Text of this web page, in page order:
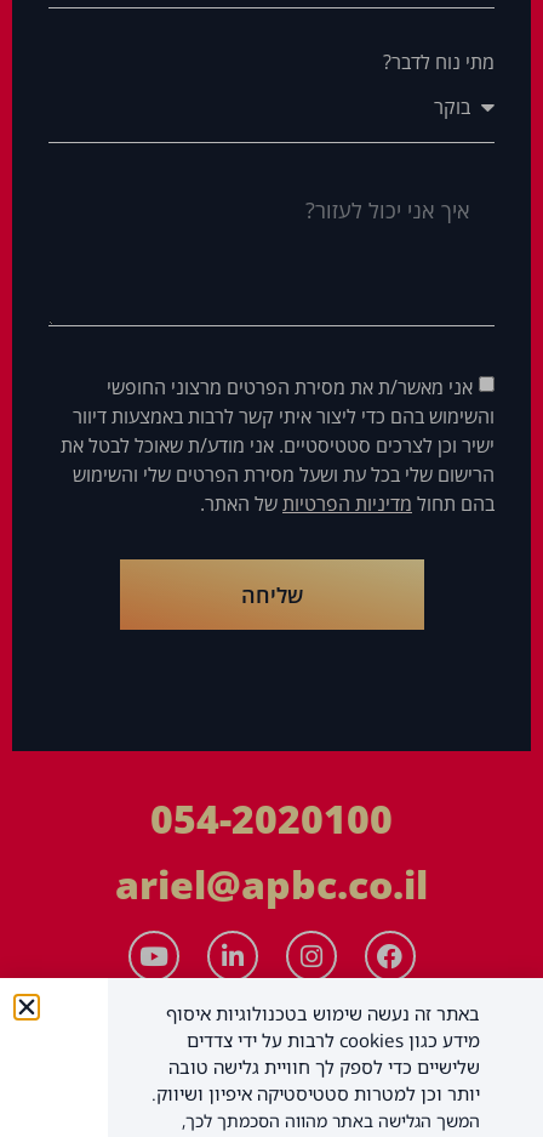
מתי נוח לדבר?
אני מאשר/ת את מסירת הפרטים מרצוני החופשי
והשימוש בהם כדי ליצור איתי קשר לרבות באמצעות דיוור
ישיר וכן לצרכים סטטיסטיים. אני מודע/ת שאוכל לבטל את
הרישום שלי בכל עת ושעל מסירת הפרטים שלי והשימוש
בהם תחול מדיניות הפרטיותשל האתר.
שליחה
054-2020100
ariel@apbc.co.il
באתר זה נעשה שימוש בטכנולוגיות איסוף
מידע כגון cookies לרבות על ידי צדדים
שלישיים כדי לספק לך חוויית גלישה טובה
יותר וכן למטרות סטטיסטיקה איפיון ושיווק.
המשך הגלישה באתר מהווה הסכמתך לכך,